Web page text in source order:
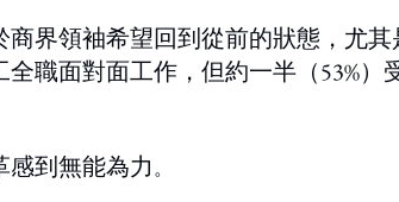
界領袖希望回到從前的狀態，尤
職面對面工作，但約一半（53%
感到無能為力。